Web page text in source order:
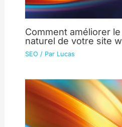
Comment améliorer
naturel de votre site
SEO / Par Lucas